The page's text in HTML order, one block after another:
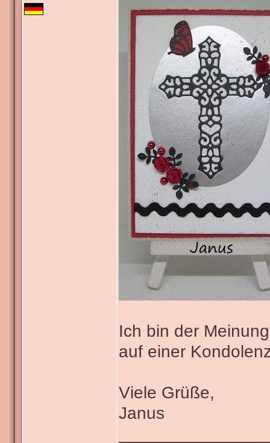
Ich bin der
auf einer
Viele Grüße,
Janus